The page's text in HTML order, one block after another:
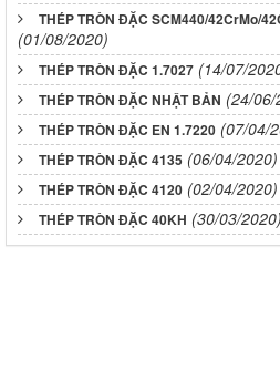
THÉP TRÒN ĐẶC SCM440/42CrMo/
(01/08/2020)
THÉP TRÒN ĐẶC 1.7027 (14/07/
THÉP TRÒN ĐẶC NHẬT BẢN (24/06/
THÉP TRÒN ĐẶC EN 1.7220 (07/04/
THÉP TRÒN ĐẶC 4135 (06/04/2020)
THÉP TRÒN ĐẶC 4120 (02/04/2020)
THÉP TRÒN ĐẶC 40KH (30/03/2020)